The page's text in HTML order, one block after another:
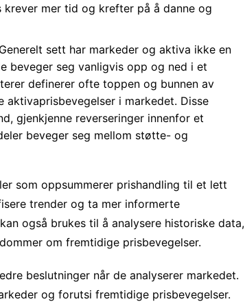
krever mer tid og krefter på å danne og
sett har markeder og aktiva ikke en
beveger seg vanligvis opp og ned i et
definerer ofte toppen og bunnen av
i markedet. Disse
gjenkjenne reverseringer innenfor et
beveger seg mellom støtte- og
som oppsummerer prishandling til et lett
trender og ta mer informerte
også brukes til å analysere historiske data,
om fremtidige prisbevegelser.
beslutninger når de analyserer markedet.
og forutsi fremtidige prisbevegelser.